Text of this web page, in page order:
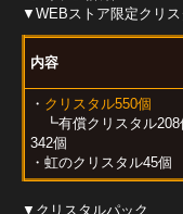
▼WEBストア限定クリス
内容
・ クリスタル550個
┗有償クリスタル208
342個
・虹のクリスタル45個
▼クリスタルパック